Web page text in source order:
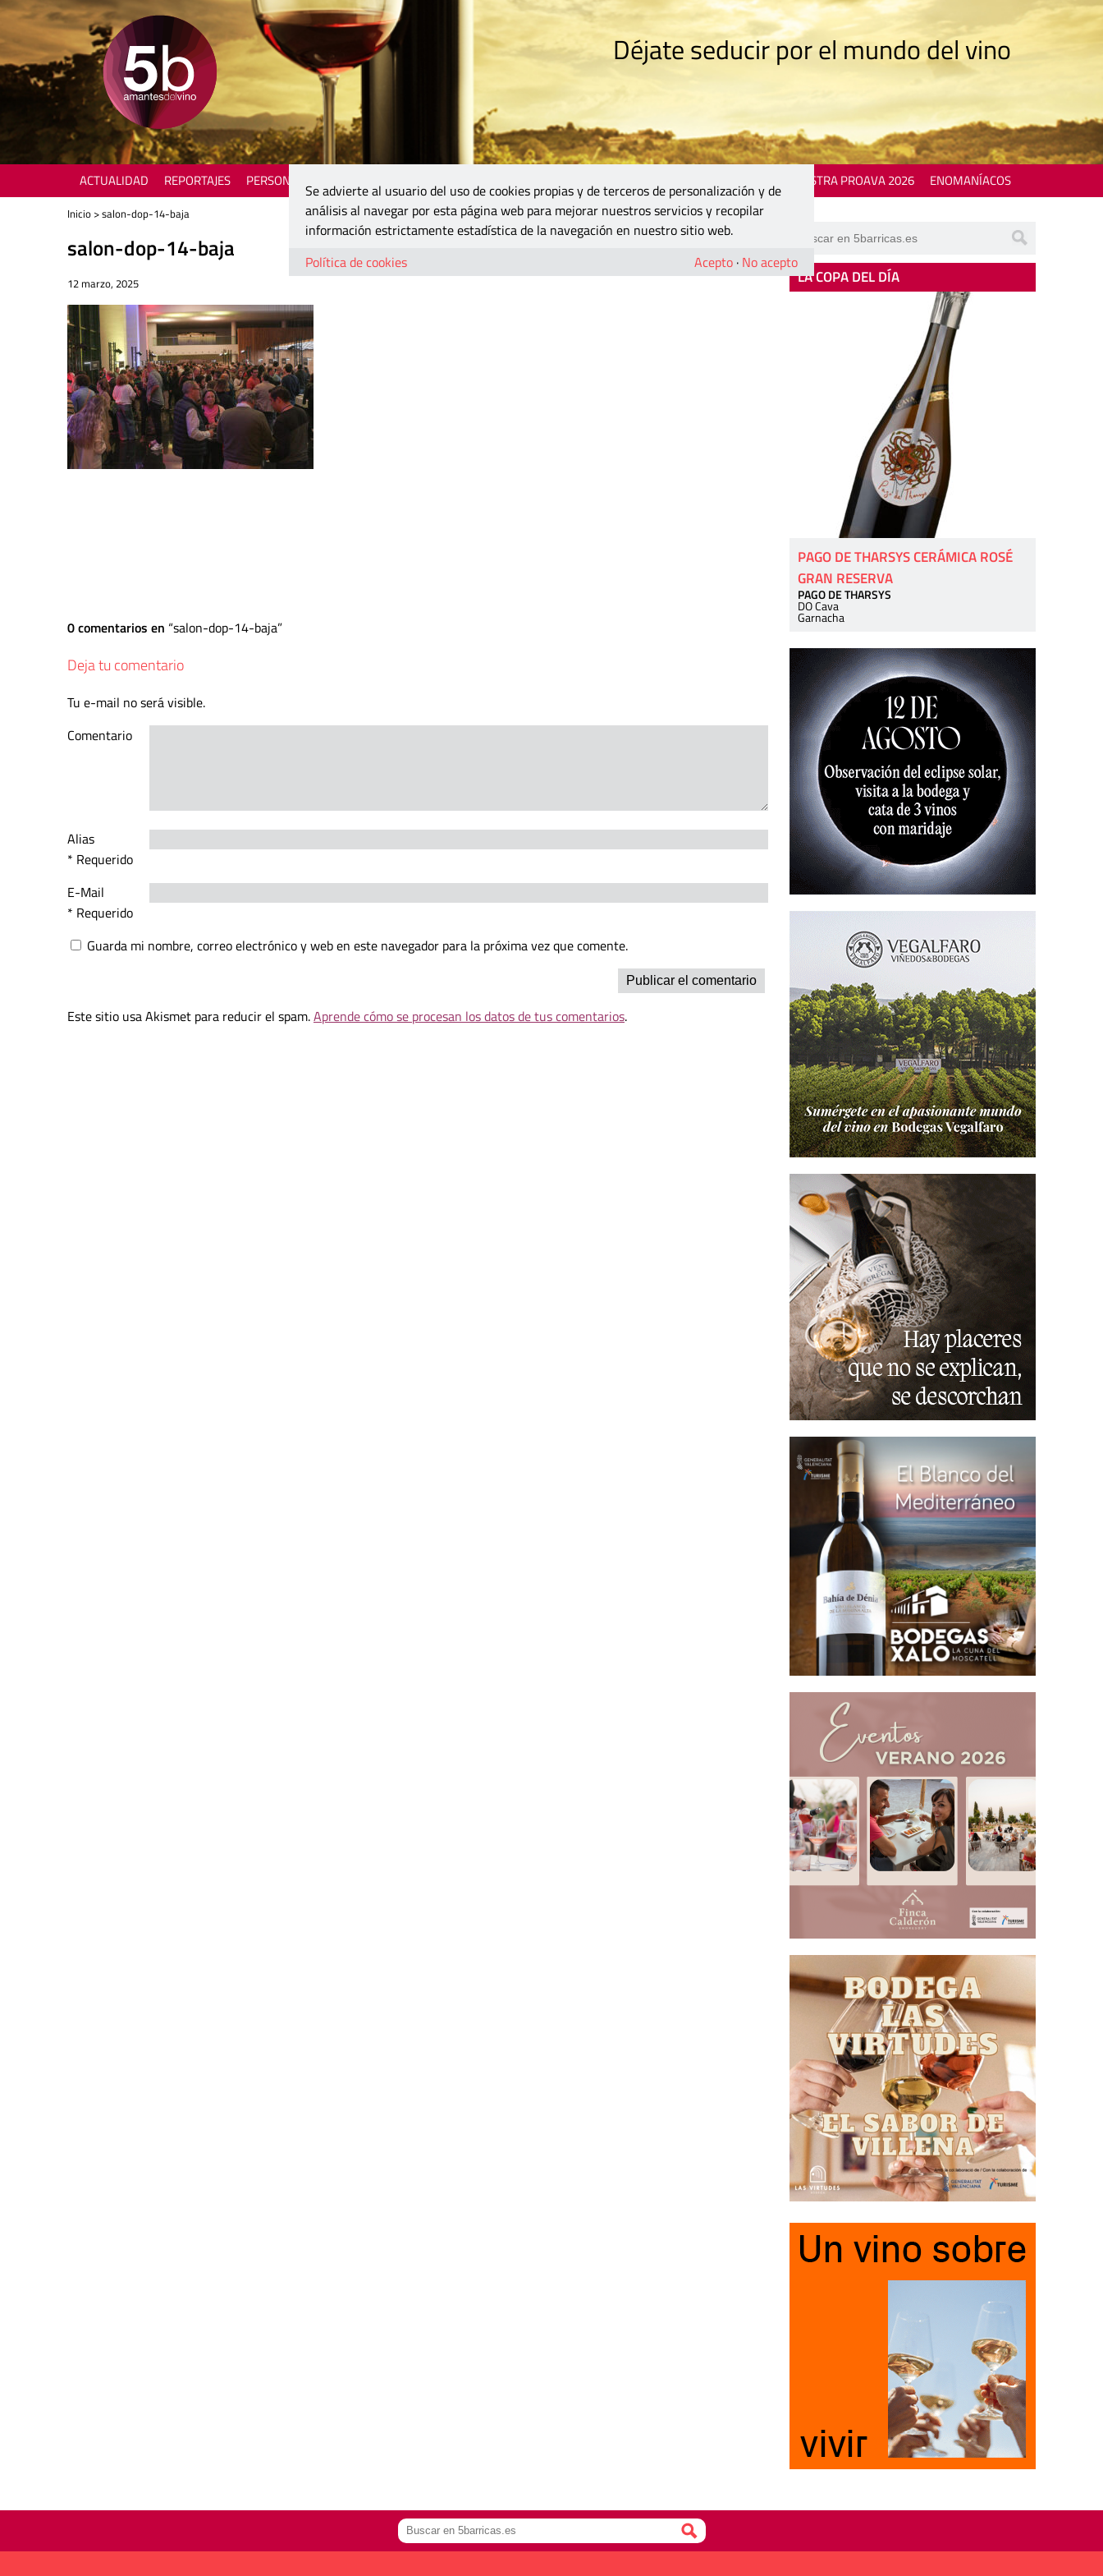
Déjate seducir por el mundo del vino
ACTUALIDAD REPORTAJES PERSONAJES MOSTRA PROAVA 2026 ENOMANÍACOS
Inicio > salon-dop-14-baja
salon-dop-14-baja
12 marzo, 2025
0 comentarios en salon-dop-14-baja
Deja tu comentario
Tu e-mail no será visible.
Comentario
Alias
* Requerido
E-Mail
* Requerido
Guarda mi nombre, correo electrónico y web en este navegador para la próxima vez que comente.
Este sitio usa Akismet para reducir el spam.Aprende cómo se procesan los datos de tus comentarios.
LA COPA DEL DÍA
PAGO DE THARSYS CERÁMICA ROSÉ
GRAN RESERVA
PAGO DE THARSYS
DO Cava
Garnacha
Se advierte al usuario del uso de cookies propias y de terceros de personalización y de
análisis al navegar por esta página web para mejorar nuestros servicios y recopilar
información estrictamente estadística de la navegación en nuestro sitio web.
Política de cookies
Acepto · No acepto